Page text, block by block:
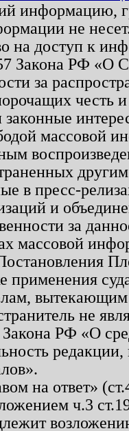
информацию,
не
на доступ к
Закона РФ «О
за
честь
массовой
в пресс-
и
за
массовой
применения
вытекающим
не
РФ «О
на ответ»
ч.3